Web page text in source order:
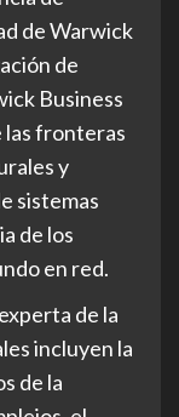
de Warwick
de
Business
las fronteras
y
sistemas
de los
en red.
de la
incluyen la
de la